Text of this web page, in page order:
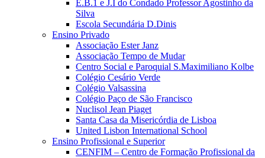
E.B.1 e J.I do Condado Professor Agostinho da
Silva
Escola Secundária D.Dinis
Ensino Privado
Associação Ester Janz
Associação Tempo de Mudar
Centro Social e Paroquial S.Maximiliano Kolbe
Colégio Cesário Verde
Colégio Valsassina
Colégio Paço de São Francisco
Nuclisol Jean Piaget
Santa Casa da Misericórdia de Lisboa
United Lisbon International School
Ensino Profissional e Superior
CENFIM – Centro de Formação Profissional da